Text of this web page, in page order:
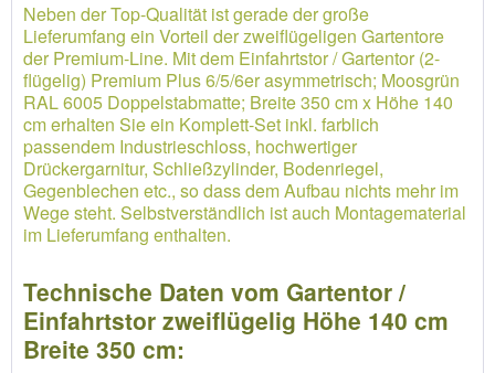
Neben der Top-Qualität ist gerade der große
Lieferumfang ein Vorteil der zweiflügeligen Gartentore
der Premium-Line. Mit dem Einfahrtstor / Gartentor (2-
flügelig) Premium Plus 6/5/6er asymmetrisch; Moosgrün
RAL 6005 Doppelstabmatte; Breite 350 cm x Höhe 140
cm erhalten Sie ein Komplett-Set inkl. farblich
passendem Industrieschloss, hochwertiger
Drückergarnitur, Schließzylinder, Bodenriegel,
Gegenblechen etc., so dass dem Aufbau nichts mehr im
Wege steht. Selbstverständlich ist auch Montagematerial
im Lieferumfang enthalten.
Technische Daten vom Gartentor /
Einfahrtstor zweiflügelig Höhe 140 cm
Breite 350 cm: